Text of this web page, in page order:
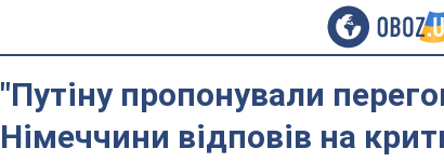
"Путіну пропонували
Німеччини відповів на